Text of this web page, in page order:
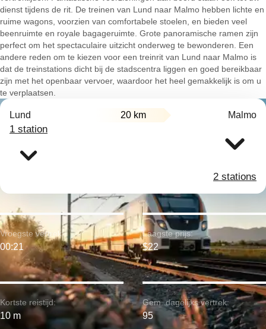
dienst tijdens de rit. De treinen van Lund naar Malmo hebben lichte en
ruime wagons, voorzien van comfortabele stoelen, en bieden veel
beenruimte en royale bagageruimte. Grote panoramische ramen zijn
perfect om het spectaculaire uitzicht onderweg te bewonderen. Een
andere reden om te kiezen voor een treinrit van Lund naar Malmo is
dat de treinstations dicht bij de stadscentra liggen en goed bereikbaar
zijn met het openbaar vervoer, waardoor het heel gemakkelijk is om u
te verplaatsen.
Lund 20 km Malmo
1 station
2 stations
Kortste reistijd:
10 m
Vroegste vertrek:
00:21
Laagste prijs:
$22
Gem. dagelijks vertrek:
95